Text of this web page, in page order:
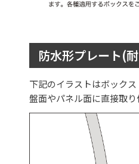
防水形プレート(
下記のイラストはボック
盤面やパネル面に直接取り